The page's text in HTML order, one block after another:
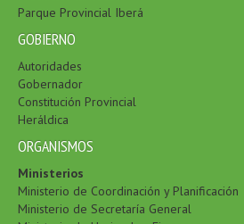
Parque Provincial Iberá
GOBIERNO
Autoridades
Gobernador
Constitución Provincial
Heráldica
ORGANISMOS
Ministerios
Ministerio de Coordinación y Planificación
Ministerio de Secretaría General